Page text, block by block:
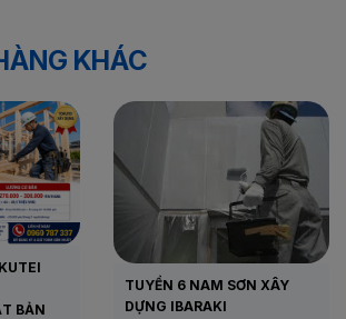
KHÁC
BẢN
TUYỂN 6 NAM SƠN XÂY
DỰNG IBARAKI